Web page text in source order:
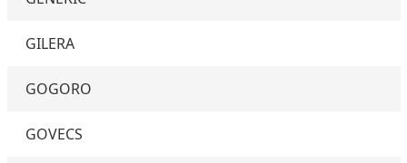
GILERA
GOGORO
GOVECS